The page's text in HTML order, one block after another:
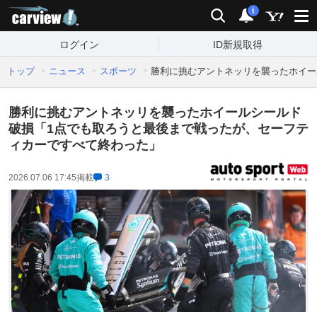
検索 通知
i
ログイン ID新規取得
トップ ニュース スポーツ 勝利に挑むアントネッリを襲ったホイ
勝利に挑むアントネッリを襲ったホイールシールド
破損「1点でも取ろうと最後まで戦ったが、セーフテ
ィカーですべて終わった」
2026.07.06 17:45掲載 3